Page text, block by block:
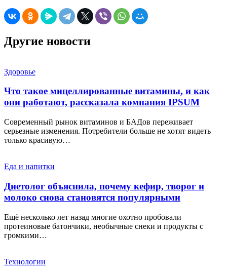
Другие новости
Здоровье
Что такое мицеллированные витамины, и как
они работают, рассказала компания IPSUM
Современный рынок витаминов и БАДов переживает
серьезные изменения. Потребители больше не хотят видеть
только красивую…
Еда и напитки
Диетолог объяснила, почему кефир, творог и
молоко снова становятся популярными
Ещё несколько лет назад многие охотно пробовали
протеиновые батончики, необычные снеки и продукты с
громкими…
Технологии